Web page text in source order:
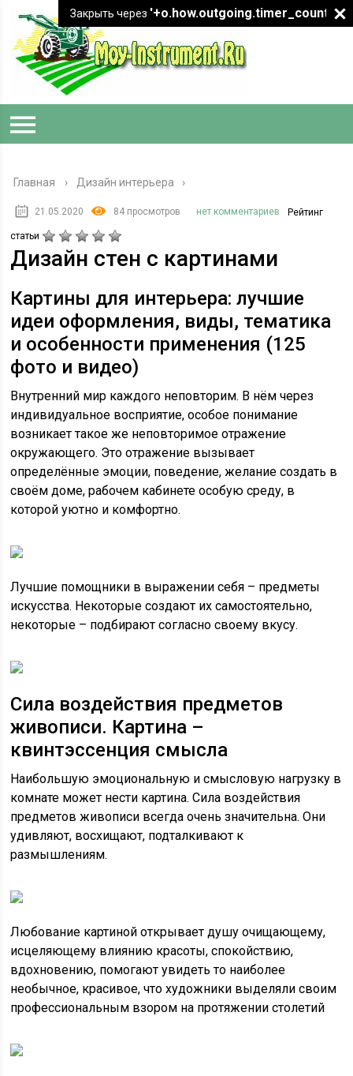
Главная › Дизайн интерьера
21.05.2020 84 просмотров нет комментариев Рейтинг
статьи
Дизайн стен с картинами
Картины для интерьера: лучшие
идеи оформления, виды, тематика
и особенности применения (125
фото и видео)
Внутренний мир каждого неповторим. В нём через
индивидуальное восприятие, особое понимание
возникает такое же неповторимое отражение
окружающего. Это отражение вызывает
определённые эмоции, поведение, желание создать в
своём доме, рабочем кабинете особую среду, в
которой уютно и комфортно.
Лучшие помощники в выражении себя – предметы
искусства. Некоторые создают их самостоятельно,
некоторые – подбирают согласно своему вкусу.
Сила воздействия предметов
живописи. Картина –
квинтэссенция смысла
Наибольшую эмоциональную и смысловую нагрузку в
комнате может нести картина. Сила воздействия
предметов живописи всегда очень значительна. Они
удивляют, восхищают, подталкивают к
размышлениям.
Любование картиной открывает душу очищающему,
исцеляющему влиянию красоты, спокойствию,
вдохновению, помогают увидеть то наиболее
необычное, красивое, что художники выделяли своим
профессиональным взором на протяжении столетий
Закрыть через '+o.how.outgoing.timer_count+"